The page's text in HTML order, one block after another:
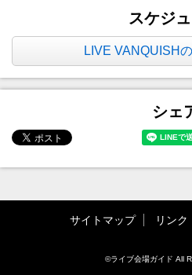
スケジ
LIVE VANQUISH
シェ
サイトマップ リンク
©ライブ会場ガイド All